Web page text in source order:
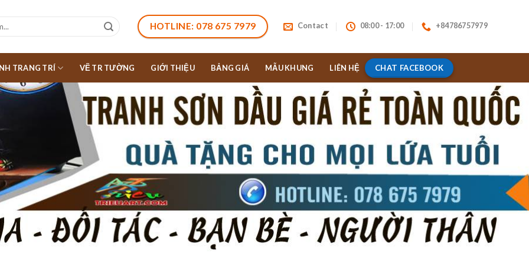
HOTLINE: 078 675 7979 Contact 08:00 - 17:00 +84786757979
TRANG TRÍ VẼ TR TƯỜNG GIỚI THIỆU BẢNG GIÁ MẪU KHUNG LIÊN HỆ CHAT FACEBOOK